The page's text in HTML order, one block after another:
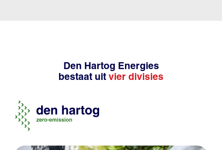
Den Hartog Energies
bestaat uit vier divisies